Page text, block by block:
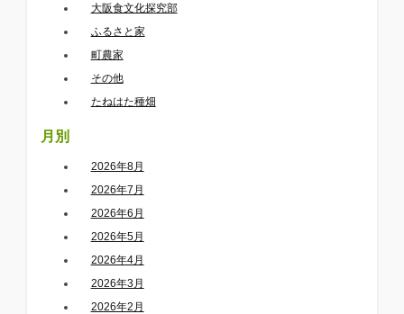
大阪食文化探究部
ふるさと家
町農家
その他
たねはた種畑
月別
2026年8月
2026年7月
2026年6月
2026年5月
2026年4月
2026年3月
2026年2月